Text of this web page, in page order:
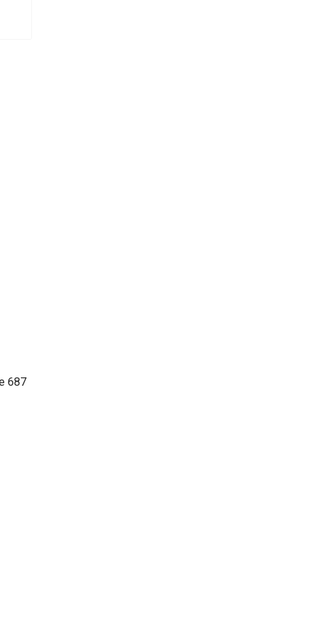
687